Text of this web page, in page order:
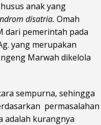
anak yang
disatria. Omah
dari pemerintah pada
yang merupakan
Marwah dikelola
sempurna, sehingga
permasalahan
adalah kurangnya